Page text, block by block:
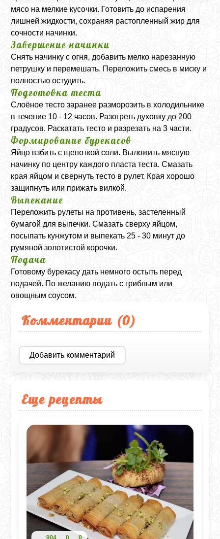
мясо на мелкие кусочки. Готовить до испарения
лишней жидкости, сохраняя растопленный жир для
сочности начинки.
Завершение начинки
Снять начинку с огня, добавить мелко нарезанную
петрушку и перемешать. Переложить смесь в миску и
полностью остудить.
Подготовка теста
Слоёное тесто заранее разморозить в холодильнике
в течение 10 - 12 часов. Разогреть духовку до 200
градусов. Раскатать тесто и разрезать на 3 части.
Формирование бурекасов
Яйцо взбить с щепоткой соли. Выложить мясную
начинку по центру каждого пласта теста. Смазать
края яйцом и свернуть тесто в рулет. Края хорошо
защипнуть или прижать вилкой.
Выпекание
Переложить рулеты на противень, застеленный
бумагой для выпечки. Смазать сверху яйцом,
посыпать кунжутом и выпекать 25 - 30 минут до
румяной золотистой корочки.
Подача
Готовому бурекасу дать немного остыть перед
подачей. По желанию подать с грибным или
овощным соусом.
Комментарии (0)
Добавить комментарий
Еще рецепты
904 0 0